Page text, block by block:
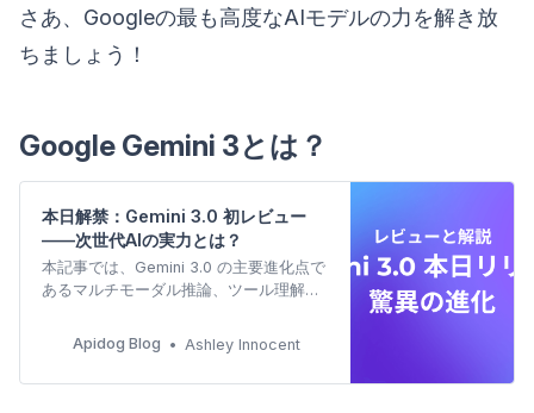
さあ、Googleの最も高度なAIモデルの力を解き放
ちましょう！
Google Gemini 3とは？
本日解禁：Gemini 3.0 初レビュー
——次世代AIの実力とは？
本記事では、Gemini 3.0 の主要進化点で
あるマルチモーダル推論、ツール理解、
力を解説し、Gemini 3 API プレビューと
Apidog を使って次世代 AI アプリの開発
をいかに加速できるかを紹介します。
Apidog Blog Ashley Innocent